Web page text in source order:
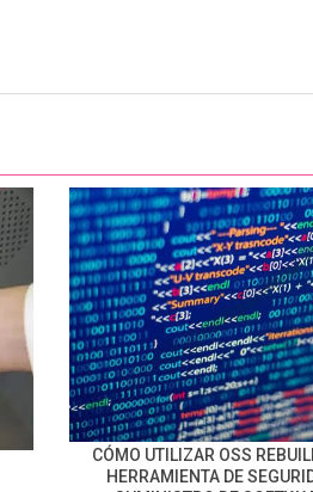
CÓMO UTILIZAR OSS
HERRAMIENTA DE